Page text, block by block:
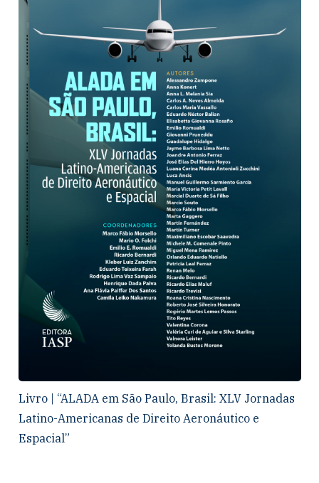
Livro | “ALADA em São Paulo, Brasil: XLV Jornadas
Latino-Americanas de Direito Aeronáutico e
Espacial”